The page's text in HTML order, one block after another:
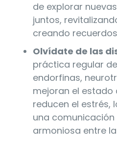
de explorar
juntos,
creando
Olvídate de las
práctica regular
endorfinas,
mejoran el estado
reducen el estrés,
una
armoniosa entre